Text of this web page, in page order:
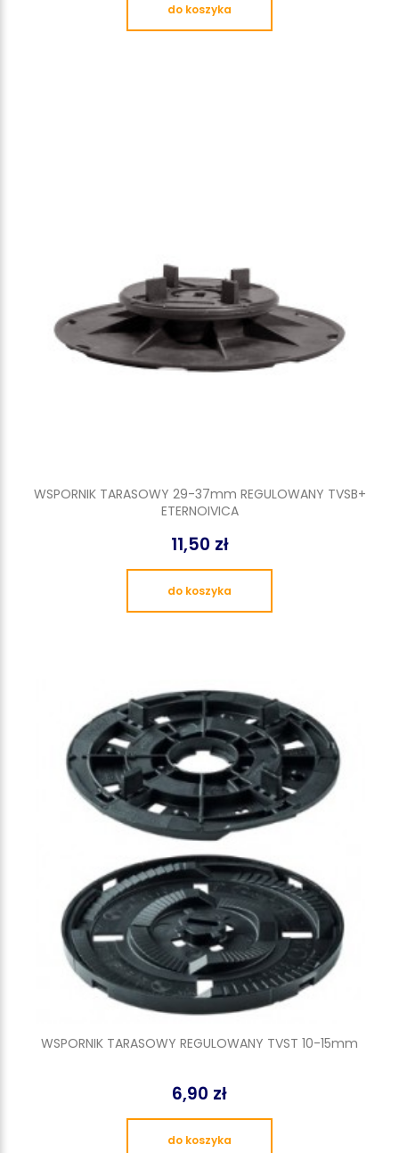
do koszyka
WSPORNIK TARASOWY 29-37mm REGULOWANY TVSB+
ETERNOIVICA
11,50 zł
do koszyka
WSPORNIK TARASOWY REGULOWANY TVST 10-15mm
6,90 zł
do koszyka